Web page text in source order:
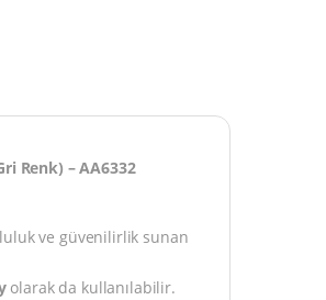
Renk) – AA6332
ve güvenilirlik sunan
olarak da kullanılabilir.